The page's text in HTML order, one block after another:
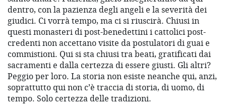
dentro, con la pazienza degli angeli e la severità dei
giudici. Ci vorrà tempo, ma ci si riuscirà. Chiusi in
questi monasteri di post-benedettini i cattolici post-
credenti non accettano visite da postulatori di guai e
commistioni. Qui si sta chiusi tra beati, gratificati dai
sacramenti e dalla certezza di essere giusti. Gli altri?
Peggio per loro. La storia non esiste neanche qui, anzi,
soprattutto qui non c’è traccia di storia, di uomo, di
tempo. Solo certezza delle tradizioni.